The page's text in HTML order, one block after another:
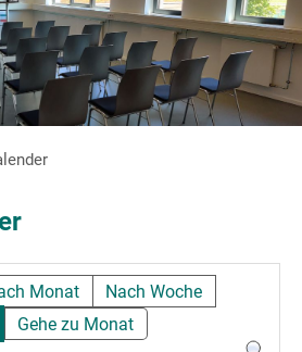
Monat
Nach Woche
Gehe zu Monat